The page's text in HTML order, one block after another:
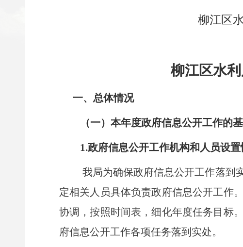
柳江区
柳江区水
一、总体情况
（一）本年度政府信息公开工作的
1.政府信息公开工作机构和人员设置
我局为确保政府信息公开工作落到
定相关人员具体负责政府信息公开工作
协调，按照时间表，细化年度任务目标
府信息公开工作各项任务落到实处。